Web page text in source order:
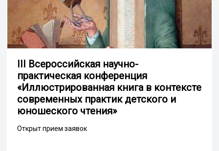
III Всероссийская научно-
практическая конференция
«Иллюстрированная книга в контексте
современных практик детского и
юношеского чтения»
Открыт прием заявок